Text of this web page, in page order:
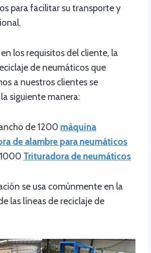
para facilitar su transporte y
los requisitos del cliente, la
de neumáticos que
a nuestros clientes se
siguiente manera:
de 1200 máquina
de alambre para neumáticos
Trituradora de neumáticos
se usa comúnmente en la
las líneas de reciclaje de